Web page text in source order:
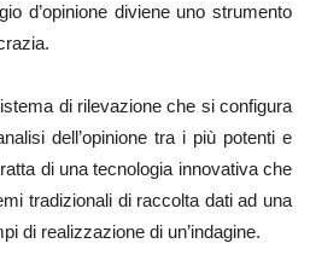
d’opinione diviene uno strumento
di rilevazione che si configura
dell’opinione tra i più potenti e
di una tecnologia innovativa che
tradizionali di raccolta dati ad una
di realizzazione di un’indagine.